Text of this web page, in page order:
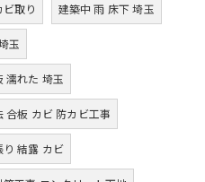
取り 建築中 雨 床下 埼玉
玉
濡れた 埼玉
合板 カビ 防カビ工事
結露 カビ